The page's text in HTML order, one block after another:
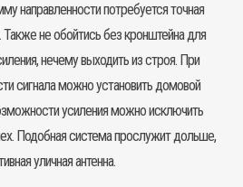
направленности потребуется точная
не обойтись без кронштейна для
нечему выходить из строя. При
сигнала можно установить домовой
усиления можно исключить
Подобная система прослужит дольше,
уличная антенна.